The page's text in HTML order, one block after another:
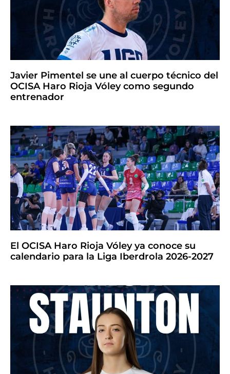
Javier Pimentel se une al cuerpo técnico del
OCISA Haro Rioja Vóley como segundo
entrenador
El OCISA Haro Rioja Vóley ya conoce su
calendario para la Liga Iberdrola 2026-2027